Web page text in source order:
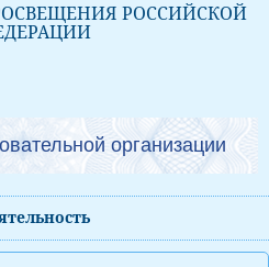
РОССИЙСКОЙ
организации